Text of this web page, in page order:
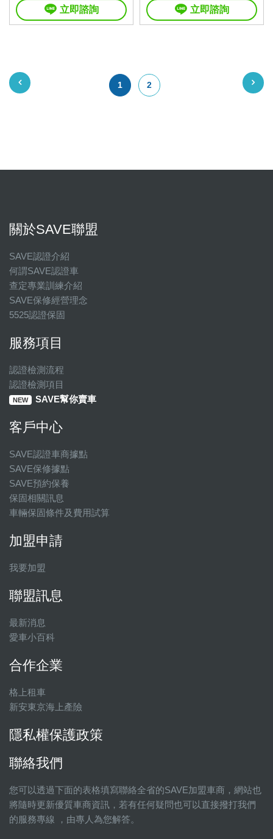
立即諮詢 立即諮詢
1 2
關於SAVE聯盟
SAVE認證介紹
何謂SAVE認證車
查定專業訓練介紹
SAVE保修經營理念
5525認證保固
服務項目
認證檢測流程
認證檢測項目
NEW SAVE幫你賣車
客戶中心
SAVE認證車商據點
SAVE保修據點
SAVE預約保養
保固相關訊息
車輛保固條件及費用試算
加盟申請
我要加盟
聯盟訊息
最新消息
愛車小百科
合作企業
格上租車
新安東京海上產險
隱私權保護政策
聯絡我們
您可以透過下面的表格填寫聯絡全省的SAVE加盟車商，網站也
將隨時更新優質車商資訊，若有任何疑問也可以直接撥打我們
的服務專線 ，由專人為您解答。